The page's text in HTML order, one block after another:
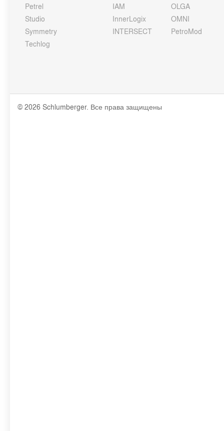
Petrel
Studio
Symmetry
Techlog
IAM
InnerLogix
INTERSECT
OLGA
OMNI
PetroMod
© 2026 Schlumberger. Все права защищены